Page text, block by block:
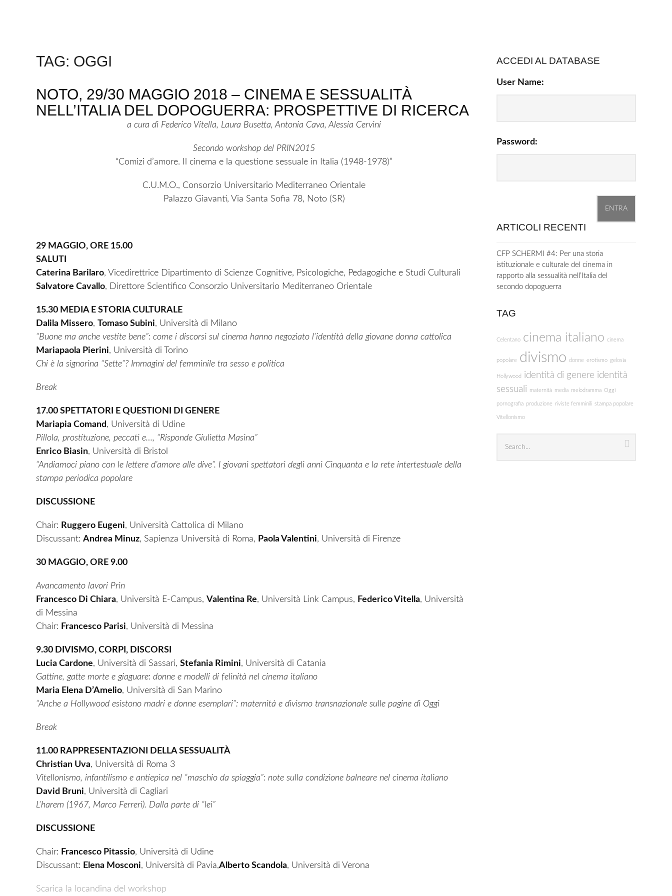
TAG: OGGI
NOTO, 29/30 MAGGIO 2018 – CINEMA E SESSUALITÀ
NELL’ITALIA DEL DOPOGUERRA: PROSPETTIVE DI RICERCA
a cura di Federico Vitella, Laura Busetta, Antonia Cava, Alessia Cervini
Secondo workshop del PRIN2015
“Comizi d’amore. Il cinema e la questione sessuale in Italia (1948-1978)”
C.U.M.O., Consorzio Universitario Mediterraneo Orientale
Palazzo Giavanti, Via Santa Sofia 78, Noto (SR)
29 MAGGIO, ORE 15.00
SALUTI
Caterina Barilaro, Vicedirettrice Dipartimento di Scienze Cognitive, Psicologiche, Pedagogiche e Studi Culturali
Salvatore Cavallo, Direttore Scientifico Consorzio Universitario Mediterraneo Orientale
15.30 MEDIA E STORIA CULTURALE
Dalila Missero, Tomaso Subini, Università di Milano
“Buone ma anche vestite bene”: come i discorsi sul cinema hanno negoziato l’identità della giovane donna cattolica
Mariapaola Pierini, Università di Torino
Chi è la signorina “Sette”? Immagini del femminile tra sesso e politica
Break
17.00 SPETTATORI E QUESTIONI DI GENERE
Mariapia Comand, Università di Udine
Pillola, prostituzione, peccati e…, “Risponde Giulietta Masina”
Enrico Biasin, Università di Bristol
“Andiamoci piano con le lettere d’amore alle dive”. I giovani spettatori degli anni Cinquanta e la rete intertestuale della
stampa periodica popolare
DISCUSSIONE
Chair: Ruggero Eugeni, Università Cattolica di Milano
Discussant: Andrea Minuz, Sapienza Università di Roma, Paola Valentini, Università di Firenze
30 MAGGIO, ORE 9.00
Avancamento lavori Prin
Francesco Di Chiara, Università E-Campus, Valentina Re, Università Link Campus, Federico Vitella, Università
di Messina
Chair: Francesco Parisi, Università di Messina
9.30 DIVISMO, CORPI, DISCORSI
Lucia Cardone, Università di Sassari, Stefania Rimini, Università di Catania
Gattine, gatte morte e giaguare: donne e modelli di felinità nel cinema italiano
Maria Elena D’Amelio, Università di San Marino
“Anche a Hollywood esistono madri e donne esemplari”: maternità e divismo transnazionale sulle pagine di Oggi
Break
11.00 RAPPRESENTAZIONI DELLA SESSUALITÀ
Christian Uva, Università di Roma 3
Vitellonismo, infantilismo e antiepica nel “maschio da spiaggia”: note sulla condizione balneare nel cinema italiano
David Bruni, Università di Cagliari
L’harem (1967, Marco Ferreri). Dalla parte di “lei”
DISCUSSIONE
Chair: Francesco Pitassio, Università di Udine
Discussant: Elena Mosconi, Università di Pavia,Alberto Scandola, Università di Verona
Scarica la locandina del workshop
ACCEDI AL DATABASE
User Name:
Password:
ARTICOLI RECENTI
CFP SCHERMI #4: Per una storia
istituzionale e culturale del cinema in
rapporto alla sessualità nell’Italia del
secondo dopoguerra
TAG
Celentano cinema italiano cinema
popolare divismo donne erotismo gelosia
Hollywood identità di genere identità
sessuali
maternità media melodramma Oggi
pornografia produzione riviste femminili stampa popolare
Vitellonismo